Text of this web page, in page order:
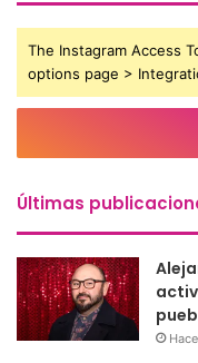
The Instagram Access
options page >
Últimas